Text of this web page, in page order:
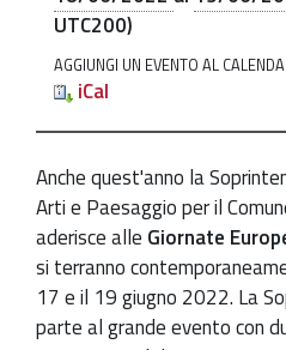
06-
19T23:59:59+02:00
Tornano
Giornate
Europee
dell'Archeologia
-
edizione
2022
UTC200)
AGGIUNGI UN EVENTO AL
iCal
Anche quest'anno la
Arti e Paesaggio per il
aderisce alle Giornate
si terranno
17 e il 19 giugno 2022. La
parte al grande evento con